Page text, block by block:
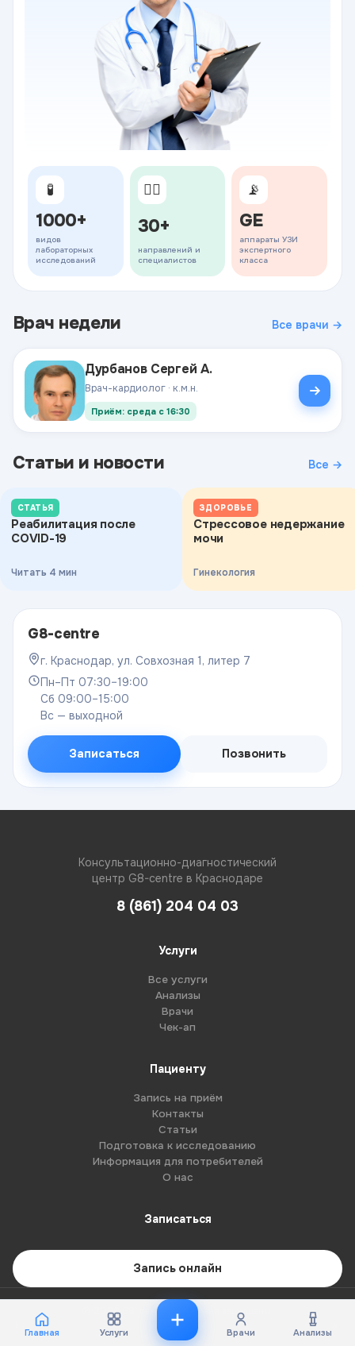
🧪
1000+
видов
лабораторных
исследований
👨‍⚕️
30+
направлений и
специалистов
📡
GE
аппараты УЗИ
экспертного
класса
Врач недели Все врачи →
Дурбанов Сергей А.
Врач-кардиолог · к.м.н.
Приём: среда с 16:30
Статьи и новости Все →
СТАТЬЯ
Реабилитация после
COVID-19
Читать 4 мин
ЗДОРОВЬЕ
Стрессовое недержание
мочи
Гинекология
G8-centre
г. Краснодар, ул. Совхозная 1, литер 7
Пн–Пт 07:30–19:00
Сб 09:00–15:00
Вс — выходной
Записаться Позвонить
Консультационно-диагностический
центр G8-centre в Краснодаре
8 (861) 204 04 03
Услуги
Все услуги
Анализы
Врачи
Чек-ап
Пациенту
Запись на приём
Контакты
Статьи
Подготовка к исследованию
Информация для потребителей
О нас
Записаться
Запись онлайн
© 2026 G8-centre. Все права защищены.
Имеются противопоказания. Необходима консультация специалиста.
Главная Услуги Врачи Анализы